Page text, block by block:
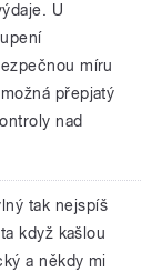
U
míru
přepjatý
nad
tak nejspíš
když kašlou
a někdy mi